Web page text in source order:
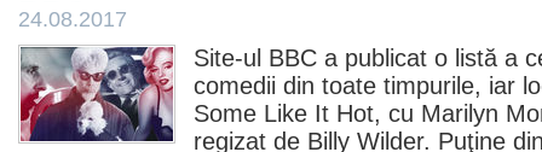
24.08.2017
Site-ul BBC a publicat o listă a
comedii din toate timpurile, iar
Some Like It Hot, cu Marilyn
regizat de Billy Wilder. Puţine